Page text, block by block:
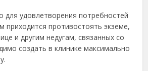
для удовлетворения потребностей
приходится противостоять экземе,
и другим недугам, связанных со
создать в клинике максимально